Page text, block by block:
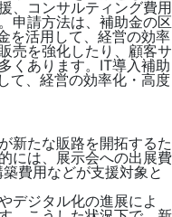
、コンサルティング費用
申請方法は、補助金の区
を活用して、経営の効率
売を強化したり、顧客サ
くあります。IT導入補助
て、経営の効率化・高度
新たな販路を開拓するた
には、展示会への出展費
費用などが支援対象と
デジタル化の進展によ